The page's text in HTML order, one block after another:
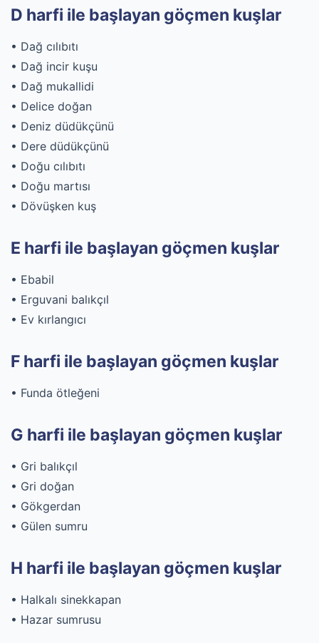
D harfi ile başlayan göçmen kuşlar
• Dağ cılıbıtı
• Dağ incir kuşu
• Dağ mukallidi
• Delice doğan
• Deniz düdükçünü
• Dere düdükçünü
• Doğu cılıbıtı
• Doğu martısı
• Dövüşken kuş
E harfi ile başlayan göçmen kuşlar
• Ebabil
• Erguvani balıkçıl
• Ev kırlangıcı
F harfi ile başlayan göçmen kuşlar
• Funda ötleğeni
G harfi ile başlayan göçmen kuşlar
• Gri balıkçıl
• Gri doğan
• Gökgerdan
• Gülen sumru
H harfi ile başlayan göçmen kuşlar
• Halkalı sinekkapan
• Hazar sumrusu